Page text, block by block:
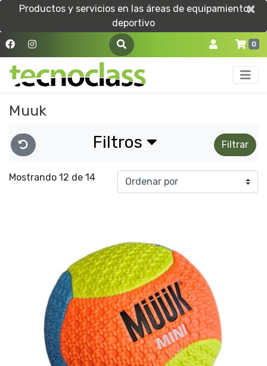
Productos y servicios en las áreas de equipamiento
deportivo
×
×
0
Muuk
Filtros Filtrar
Mostrando 12 de 14